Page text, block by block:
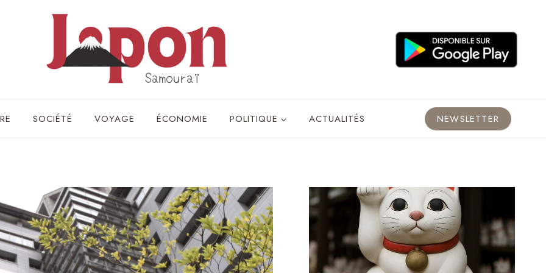
SOCIÉTÉ VOYAGE ÉCONOMIE POLITIQUE ACTUALITÉS NEWSLETTER